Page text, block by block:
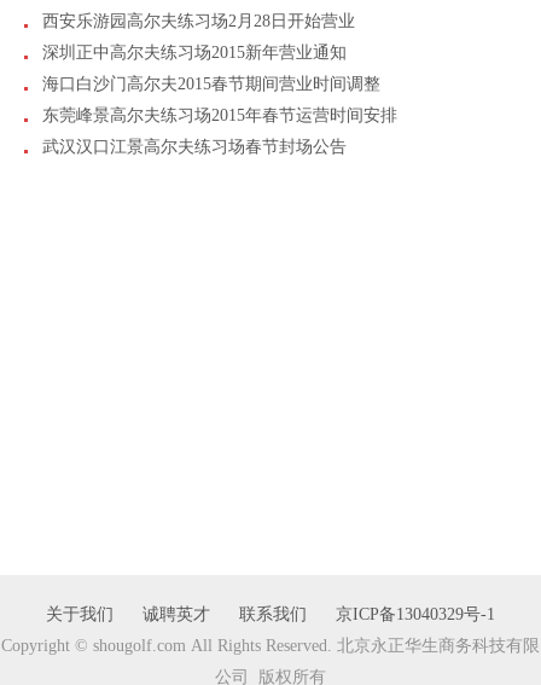
西安乐游园高尔夫练习场2月28日开始营业
深圳正中高尔夫练习场2015新年营业通知
海口白沙门高尔夫2015春节期间营业时间调整
东莞峰景高尔夫练习场2015年春节运营时间安排
武汉汉口江景高尔夫练习场春节封场公告
关于我们 诚聘英才 联系我们
京ICP备13040329号-1
Copyright © shougolf.com All Rights Reserved. 北京永正华生商务科技有限
公司 版权所有